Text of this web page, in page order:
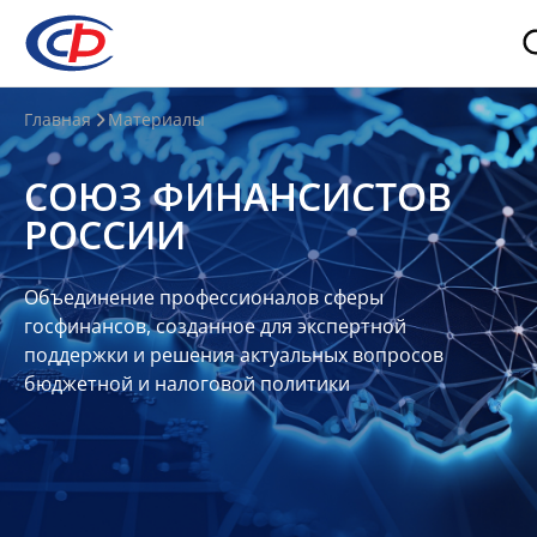
О
нас
О
СФР
Совет
Союза
Участники
Планы
отчеты
Контакты
Главная Материалы
СОЮЗ ФИНАНСИСТОВ
РОССИИ
Объединение профессионалов сферы
госфинансов, созданное для экспертной
поддержки и решения актуальных вопросов
бюджетной и налоговой политики